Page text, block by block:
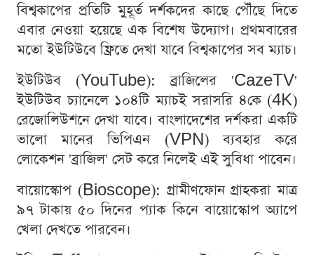
বিশ্বকাপের প্রতিটি মুহূর্ত দর্শকদের কাছে পৌঁছে দিতে
এবার নেওয়া হয়েছে এক বিশেষ উদ্যোগ। প্রথমবারের
মতো ইউটিউবে ফ্রিতে দেখা যাবে বিশ্বকাপের সব ম্যাচ।
ইউটিউব (YouTube): ব্রাজিলের 'CazeTV'
ইউটিউব চ্যানেলে ১০৪টি ম্যাচই সরাসরি ৪কে (4K)
রেজোলিউশনে দেখা যাবে। বাংলাদেশের দর্শকরা একটি
ভালো মানের ভিপিএন (VPN) ব্যবহার করে
লোকেশন 'ব্রাজিল' সেট করে নিলেই এই সুবিধা পাবেন।
বায়োস্কোপ (Bioscope): গ্রামীণফোন গ্রাহকরা মাত্র
৯৭ টাকায় ৫০ দিনের প্যাক কিনে বায়োস্কোপ অ্যাপে
খেলা দেখতে পারবেন।